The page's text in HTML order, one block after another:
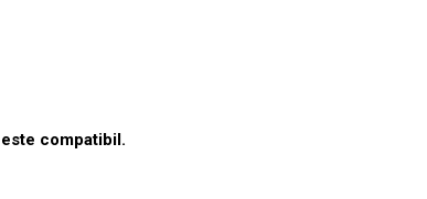
compatibil.